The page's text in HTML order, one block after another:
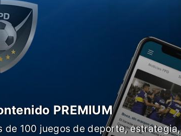
FIFA
PREMIUM
100 juegos de deporte, estrategia,